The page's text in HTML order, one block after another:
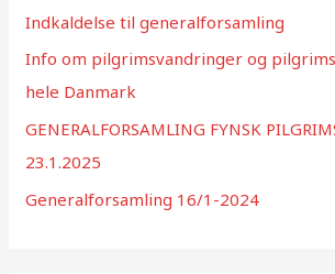
Indkaldelse til generalforsamling
Info om pilgrimsvandringer og
hele Danmark
GENERALFORSAMLING FYNSK
23.1.2025
Generalforsamling 16/1-2024